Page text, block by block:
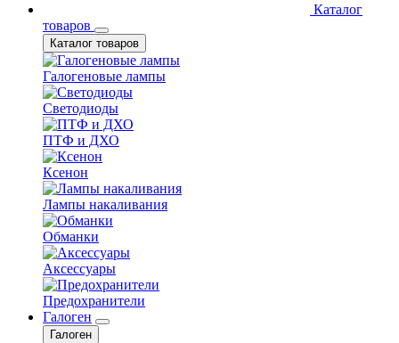
Каталог
товаров
Каталог товаров
Галогеновые лампы
Светодиоды
ПТФ и ДХО
Ксенон
Лампы накаливания
Обманки
Аксессуары
Предохранители
Галоген
Галоген